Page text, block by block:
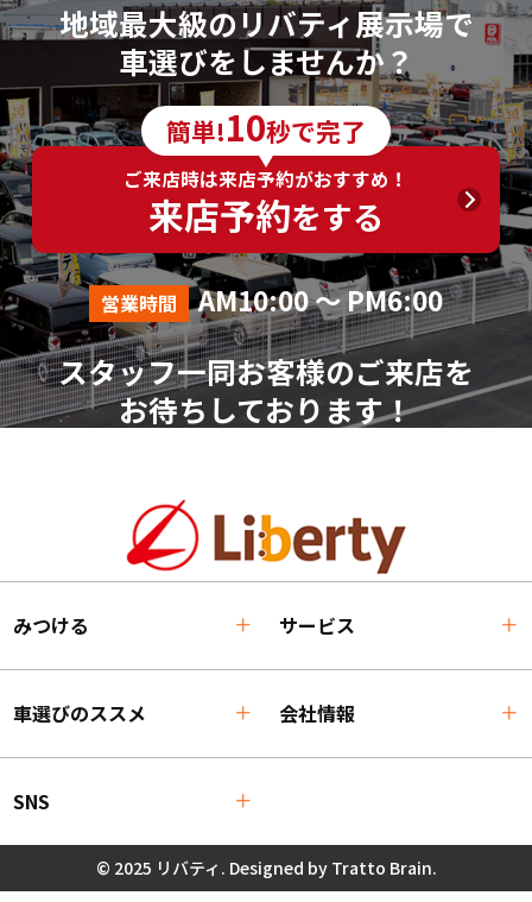
地域最大級のリバティ展示場で
車選びをしませんか？
簡単!10秒で完了
ご来店時は来店予約がおすすめ！
来店予約をする
営業時間 AM10:00 ～ PM6:00
スタッフ一同お客様のご来店を
お待ちしております！
みつける サービス
車選びのススメ 会社情報
SNS
© 2025 リバティ. Designed by Tratto Brain.